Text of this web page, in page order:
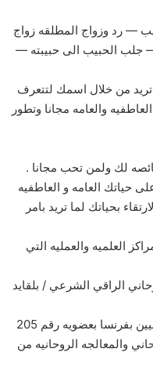
— رد وزواج المطلقه زواج
— جلب الحبيب الى حبيبته —
من خلال اسمك لتتعرف
والعامه مجانا وتطور
لك ولمن تحب مجانا .
حياتك العامه و العاطفيه
بحياتك لما تريد بامر
العلميه والعمليه التي
الراقي الشرعي / بلقايد
بفرنسا بعضويه رقم 205
والمعالجه الروحانيه من